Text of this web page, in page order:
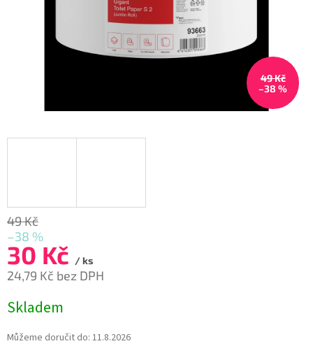
49 Kč
–38 %
49 Kč
–38 %
30 Kč / ks
24,79 Kč bez DPH
cena:
Skladem
Můžeme doručit do: 11.8.2026